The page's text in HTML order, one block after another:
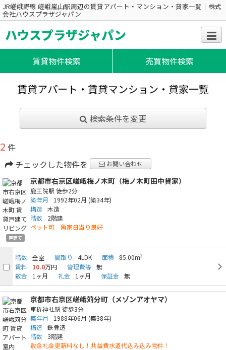
JR嵯峨野線 嵯峨嵐山駅周辺の賃貸アパート・マンション・貸家一覧｜株式
会社ハウスプラザジャパン
ハウスプラザジャパン
賃貸物件検索 売買物件検索
賃貸アパート・賃貸マンション・貸家一覧
検索条件を変更
2 件
チェックした物件を
お問い合わせ
戸建て
京都市右京区嵯峨梅ノ木町（梅ノ木町田中貸家）
鹿王院駅 徒歩2分
築年月
1992年02月 (築34年)
構造 木造
階数
2階建
ペット可 角家日当り良好
階数 全室 間取り 4LDK 面積 85.00m2
賃料 10.0万円 管理費等 無
敷金
1ヶ月 礼金 1ヶ月 保証金 無
京都市右京区嵯峨苅分町（メゾンアオヤマ）
車折神社駅 徒歩3分
築年月
1988年06月 (築38年)
構造 鉄骨造
階数 3階建
敷金礼金更新料なし！共益費水道代込み込み物件！